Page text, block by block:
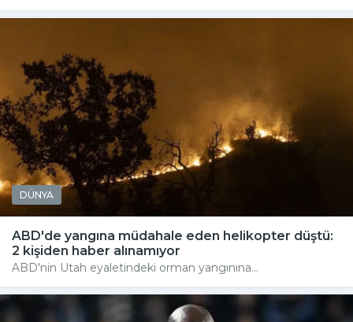
DÜNYA
ABD'de yangına müdahale eden helikopter düştü:
2 kişiden haber alınamıyor
ABD'nin Utah eyaletindeki orman yangınına...